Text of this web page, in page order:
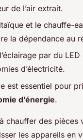
de l’air extrait.
et le chauffe-
la dépendance au
par du
d’électricité.
est essentiel pour
d’énergie.
chauffer des pièces
les appareils en